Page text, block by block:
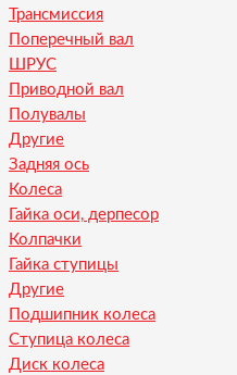
Трансмиссия
Поперечный вал
ШРУС
Приводной вал
Полувалы
Другие
Задняя ось
Колеса
Гайка оси, дерпесор
Колпачки
Гайка ступицы
Другие
Подшипник колеса
Ступица колеса
Диск колеса